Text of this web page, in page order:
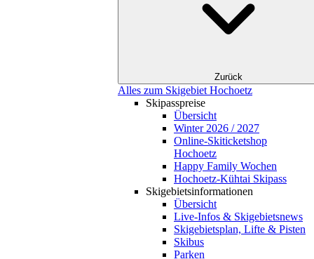
Zurück
Alles zum Skigebiet Hochoetz
Skipasspreise
Übersicht
Winter 2026 / 2027
Online-Skiticketshop
Hochoetz
Happy Family Wochen
Hochoetz-Kühtai Skipass
Skigebietsinformationen
Übersicht
Live-Infos & Skigebietsnews
Skigebietsplan, Lifte & Pisten
Skibus
Parken